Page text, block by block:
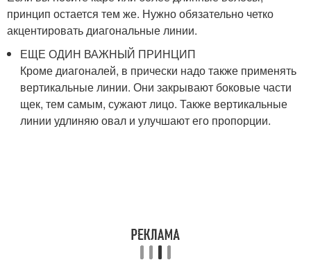
принцип остается тем же. Нужно обязательно четко
акцентировать диагональные линии.
ЕЩЕ ОДИН ВАЖНЫЙ ПРИНЦИП
Кроме диагоналей, в прически надо также применять
вертикальные линии. Они закрывают боковые части
щек, тем самым, сужают лицо. Также вертикальные
линии удлиняю овал и улучшают его пропорции.